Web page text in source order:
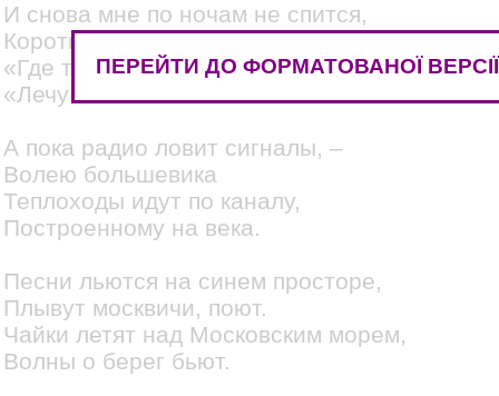
И снова мне по ночам не спится,
Короткая кличет волна:
«Где ты, где ты, далекая птица?»
«Лечу!» – отвечает она.
А пока радио ловит сигналы, –
Волею большевика
Теплоходы идут по каналу,
Построенному на века.
Песни льются на синем просторе,
Плывут москвичи, поют.
Чайки летят над Московским морем,
Волны о берег бьют.
ПЕРЕЙТИ ДО ФОРМАТОВАНОЇ ВЕРСІЇ